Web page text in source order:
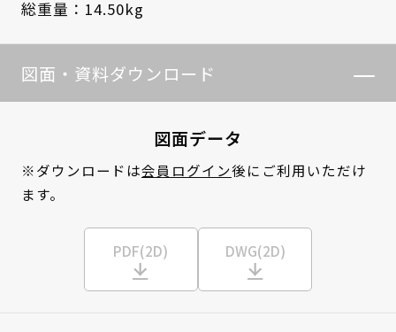
総重量：14.50kg
図面・資料ダウンロード
図面データ
※ダウンロードは会員ログイン後にご利用いただけ
ます。
PDF(2D) DWG(2D)